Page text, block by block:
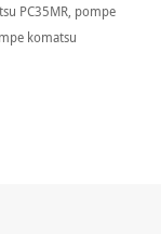
PC35MR, pompe
komatsu